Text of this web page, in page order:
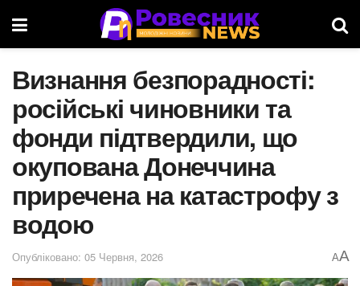
Визнання безпорадності:
російські чиновники та
фонди підтвердили, що
окупована Донеччина
приречена на катастрофу з
водою
Опубліковано: 05 Червня, 2026 AA